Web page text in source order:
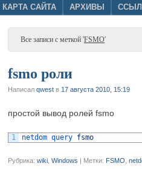
Menu
SKIP TO CONTENT
КАРТА САЙТА АРХИВЫ
Все записи с меткой 'FSMO'
fsmo роли
Написал qwest в 17 августа 2010, 15:19
простой вывод ролей fsmo
1 netdom query fsmo
Рубрика: wiki Windows | Метки: FSMO